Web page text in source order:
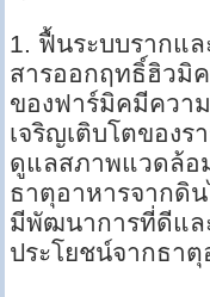
1. ฟื้นระบบรากแ
สารออกฤทธิ์ฮิว
ของฟาร์มิคมีควา
เจริญเติบโตของร
ดูแลสภาพแวดล้อ
ธาตุอาหารจากดิ
มีพัฒนาการที่ดีแล
ประโยชน์จากธา